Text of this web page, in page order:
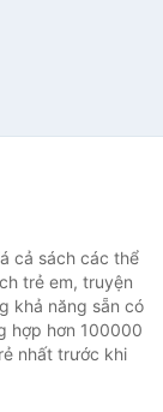
cả sách các thể
trẻ em, truyện
khả năng sẵn có
hợp hơn 100000
nhất trước khi